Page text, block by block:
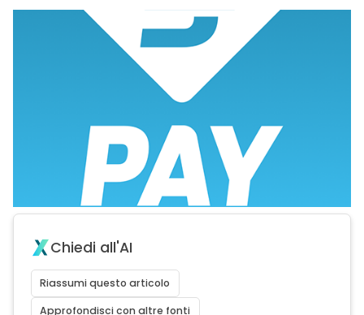
Chiedi all'AI
Riassumi questo articolo
Approfondisci con altre fonti